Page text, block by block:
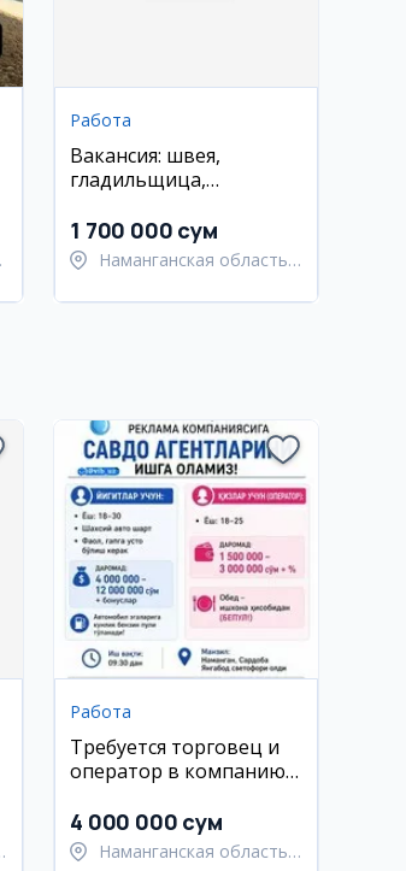
Работа
Вакансия: швея,
гладильщица,
швейной фабрике в
Намангане
1 700 000 сум
Наманганская область,
Работа
Требуется торговец и
оператор в компанию
фильтров в Намангане
4 000 000 сум
Наманганская область,